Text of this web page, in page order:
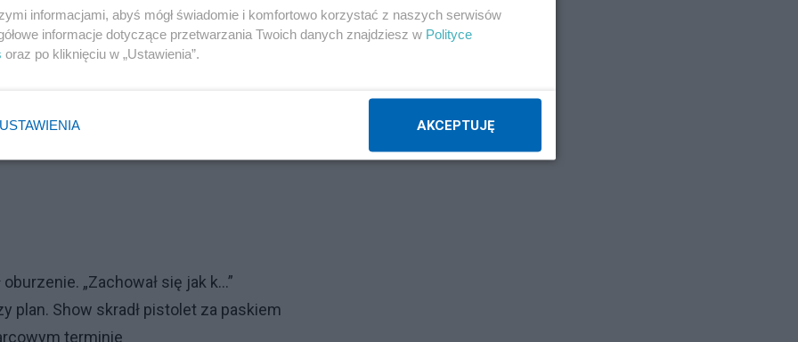
notowały duże wzrosty, odpowiednio: ponad 9 proc. i
również stablecoin USD Coin emitowany przez Circle.
w Silicon Valley Bank, co znacznie przekracza
„Zachował się jak k...”
plan. Show skradł pistolet za paskiem
terminie
informacjami, abyś mógł świadomie i komfortowo korzystać z naszych serwisów
informacje dotyczące przetwarzania Twoich danych znajdziesz w Polityce
oraz po kliknięciu w „Ustawienia”.
USTAWIENIA AKCEPTUJĘ